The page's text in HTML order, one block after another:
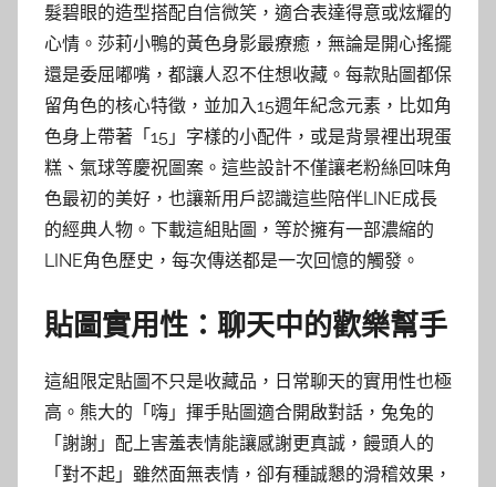
髮碧眼的造型搭配自信微笑，適合表達得意或炫耀的
心情。莎莉小鴨的黃色身影最療癒，無論是開心搖擺
還是委屈嘟嘴，都讓人忍不住想收藏。每款貼圖都保
留角色的核心特徵，並加入15週年紀念元素，比如角
色身上帶著「15」字樣的小配件，或是背景裡出現蛋
糕、氣球等慶祝圖案。這些設計不僅讓老粉絲回味角
色最初的美好，也讓新用戶認識這些陪伴LINE成長
的經典人物。下載這組貼圖，等於擁有一部濃縮的
LINE角色歷史，每次傳送都是一次回憶的觸發。
貼圖實用性：聊天中的歡樂幫手
這組限定貼圖不只是收藏品，日常聊天的實用性也極
高。熊大的「嗨」揮手貼圖適合開啟對話，兔兔的
「謝謝」配上害羞表情能讓感謝更真誠，饅頭人的
「對不起」雖然面無表情，卻有種誠懇的滑稽效果，